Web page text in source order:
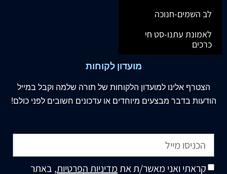
לב השמים-חנוכה
לאמונת עתנו-סט חי
כרכים
מועדון לקוחות
הצטרף אלינו למועדון הלקוחות של תורה שלמה וקבל במייל
הודעות בדבר מבצעים מיוחדים או עדכונים חשובים לפני כולם!
קראתי ואני מאשר/ת אתמדיניות הפרטיות, באתר